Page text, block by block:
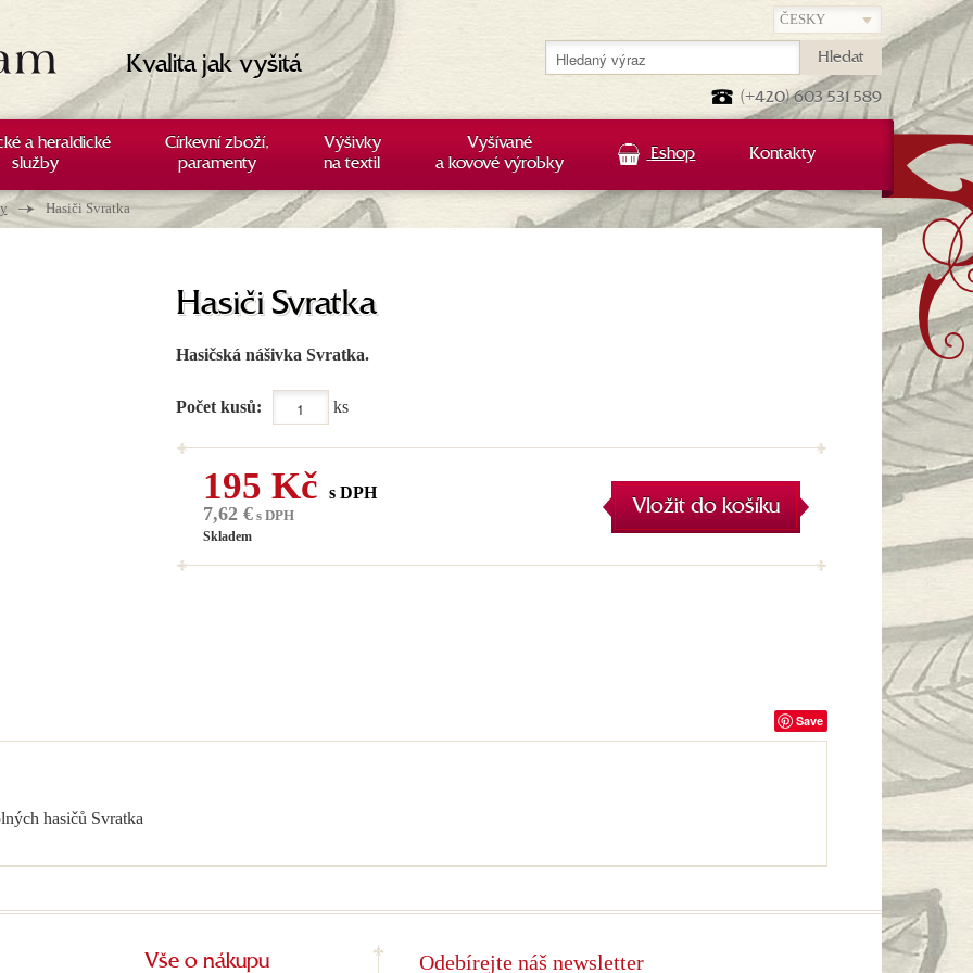
Kvalita jak vyšitá
→ Hasiči Svratka
Hasiči Svratka
Hasičská nášivka Svratka.
Počet kusů: ks
195 Kč s DPH
7,62 €s DPH
Skladem
Vložit do košíku
hasičů Svratka
Save
Vše o nákupu Odebírejte náš newsletter
a heraldické
služby
Církevní zboží,
paramenty
Výšivky
na textil
Vyšívané
a kovové výrobky
Eshop Kontakty
(+420) 603 531 589
Hledat